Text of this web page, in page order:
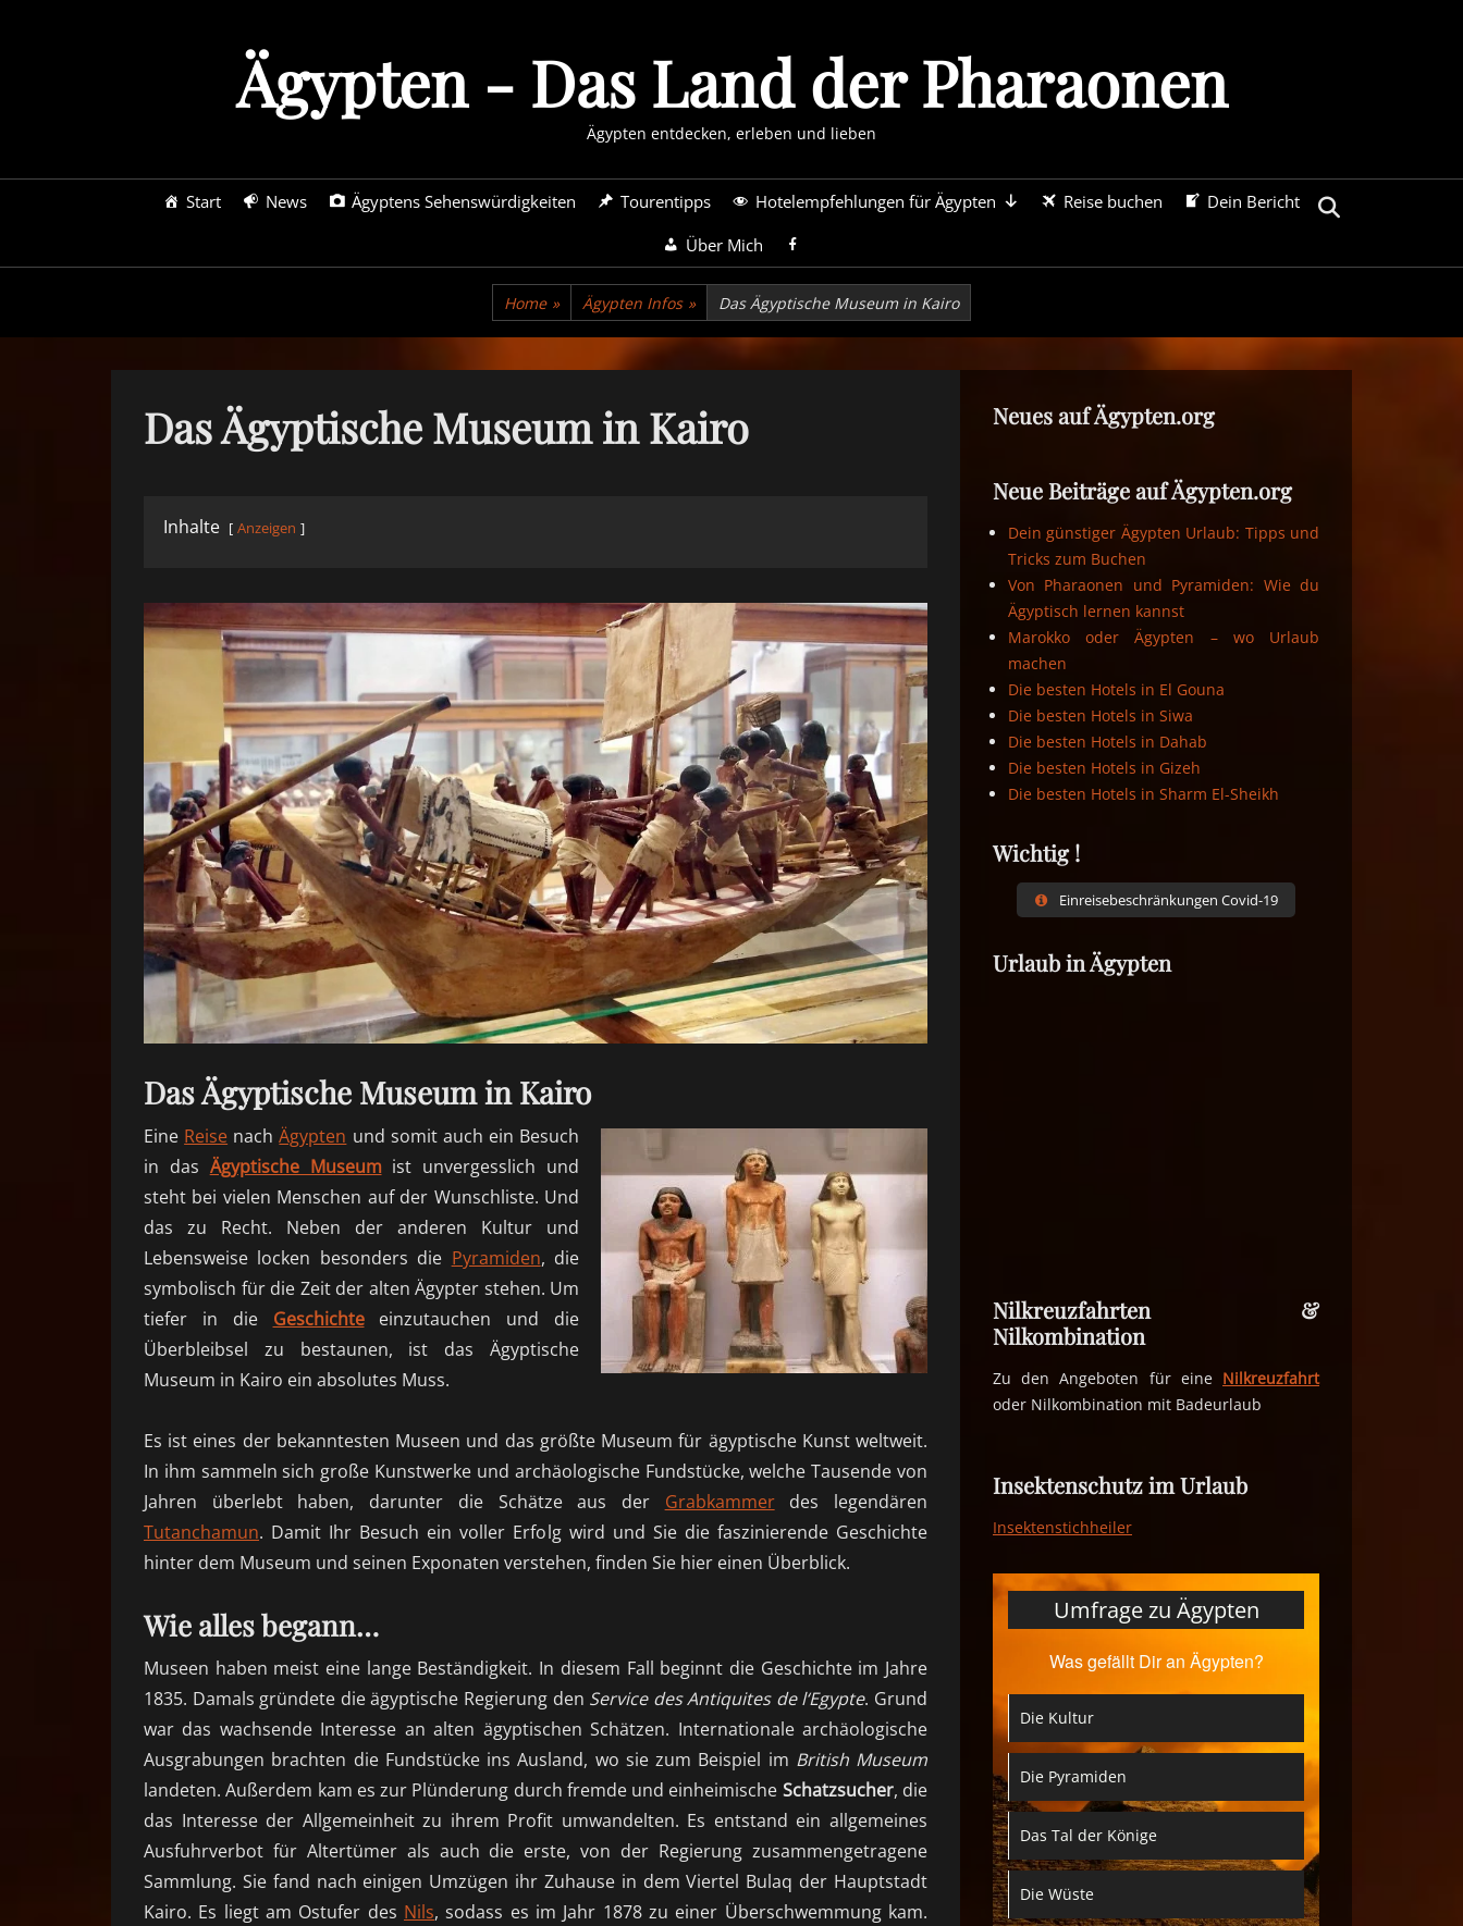
Ägypten - Das Land der Pharaonen
Ägypten entdecken, erleben und lieben
Primary
Start News Ägyptens Sehenswürdigkeiten Tourentipps Hotelempfehlungen für Ägypten Reise buchen
Dein Bericht
Über Mich
Home » Ägypten Infos » Das Ägyptische Museum in Kairo
Das Ägyptische Museum in Kairo
Inhalte Anzeigen
Das Ägyptische Museum in Kairo
Eine Reise nachÄgypten und somit auch ein Besuch
in das Ägyptische Museumist unvergesslich und
steht bei vielen Menschen auf der Wunschliste. Und
das zu Recht. Neben der anderen Kultur und
Lebensweise locken besonders die Pyramiden, die
symbolisch für die Zeit der alten Ägypter stehen. Um
tiefer in die Geschichteeinzutauchen und die
Überbleibsel zu bestaunen, ist das Ägyptische
Museum in Kairo ein absolutes Muss.
Es ist eines der bekanntesten Museen und das größte Museum für ägyptische Kunst weltweit.
In ihm sammeln sich große Kunstwerke und archäologische Fundstücke, welche Tausende von
Jahren überlebt haben, darunter die Schätze aus der Grabkammerdes legendären
Tutanchamun. Damit Ihr Besuch ein voller Erfolg wird und Sie die faszinierende Geschichte
hinter dem Museum und seinen Exponaten verstehen, finden Sie hier einen Überblick.
Wie alles begann…
Museen haben meist eine lange Beständigkeit. In diesem Fall beginnt die Geschichte im Jahre
1835. Damals gründete die ägyptische Regierung den Service des Antiquites de l‘Egypte. Grund
war das wachsende Interesse an alten ägyptischen Schätzen. Internationale archäologische
Ausgrabungen brachten die Fundstücke ins Ausland, wo sie zum Beispiel im British Museum
landeten. Außerdem kam es zur Plünderung durch fremde und einheimische Schatzsucher, die
das Interesse der Allgemeinheit zu ihrem Profit umwandelten. Es entstand ein allgemeines
Ausfuhrverbot für Altertümer als auch die erste, von der Regierung zusammengetragene
Sammlung. Sie fand nach einigen Umzügen ihr Zuhause in dem Viertel Bulaq der Hauptstadt
Kairo. Es liegt am Ostufer des Nils, sodass es im Jahr 1878 zu einer Überschwemmung kam.
Neues auf Ägypten.org
Neue Beiträge auf Ägypten.org
Dein günstiger Ägypten Urlaub: Tipps und
Tricks zum Buchen
Von Pharaonen und Pyramiden: Wie du
Ägyptisch lernen kannst
Marokko oder Ägypten – wo Urlaub
machen
Die besten Hotels in El Gouna
Die besten Hotels in Siwa
Die besten Hotels in Dahab
Die besten Hotels in Gizeh
Die besten Hotels in Sharm El-Sheikh
Wichtig !
Einreisebeschränkungen Covid-19
Urlaub in Ägypten
Nilkreuzfahrten &
Nilkombination
Zu den Angeboten für eine Nilkreuzfahrt
oder Nilkombination mit Badeurlaub
Insektenschutz im Urlaub
Insektenstichheiler
Umfrage zu Ägypten
Was gefällt Dir an Ägypten?
Die Kultur
Die Pyramiden
Das Tal der Könige
Die Wüste